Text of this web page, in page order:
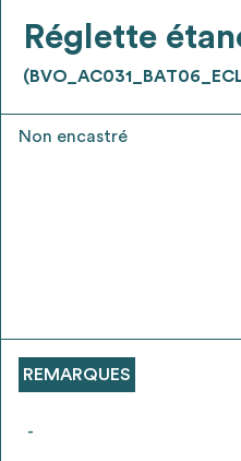
Être
* Attention, l’ajout des
voirFAQ
Réglette
Non encastré
REMARQUES
-